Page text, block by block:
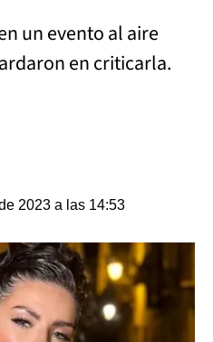
un evento al aire
en criticarla.
2023 a las 14:53